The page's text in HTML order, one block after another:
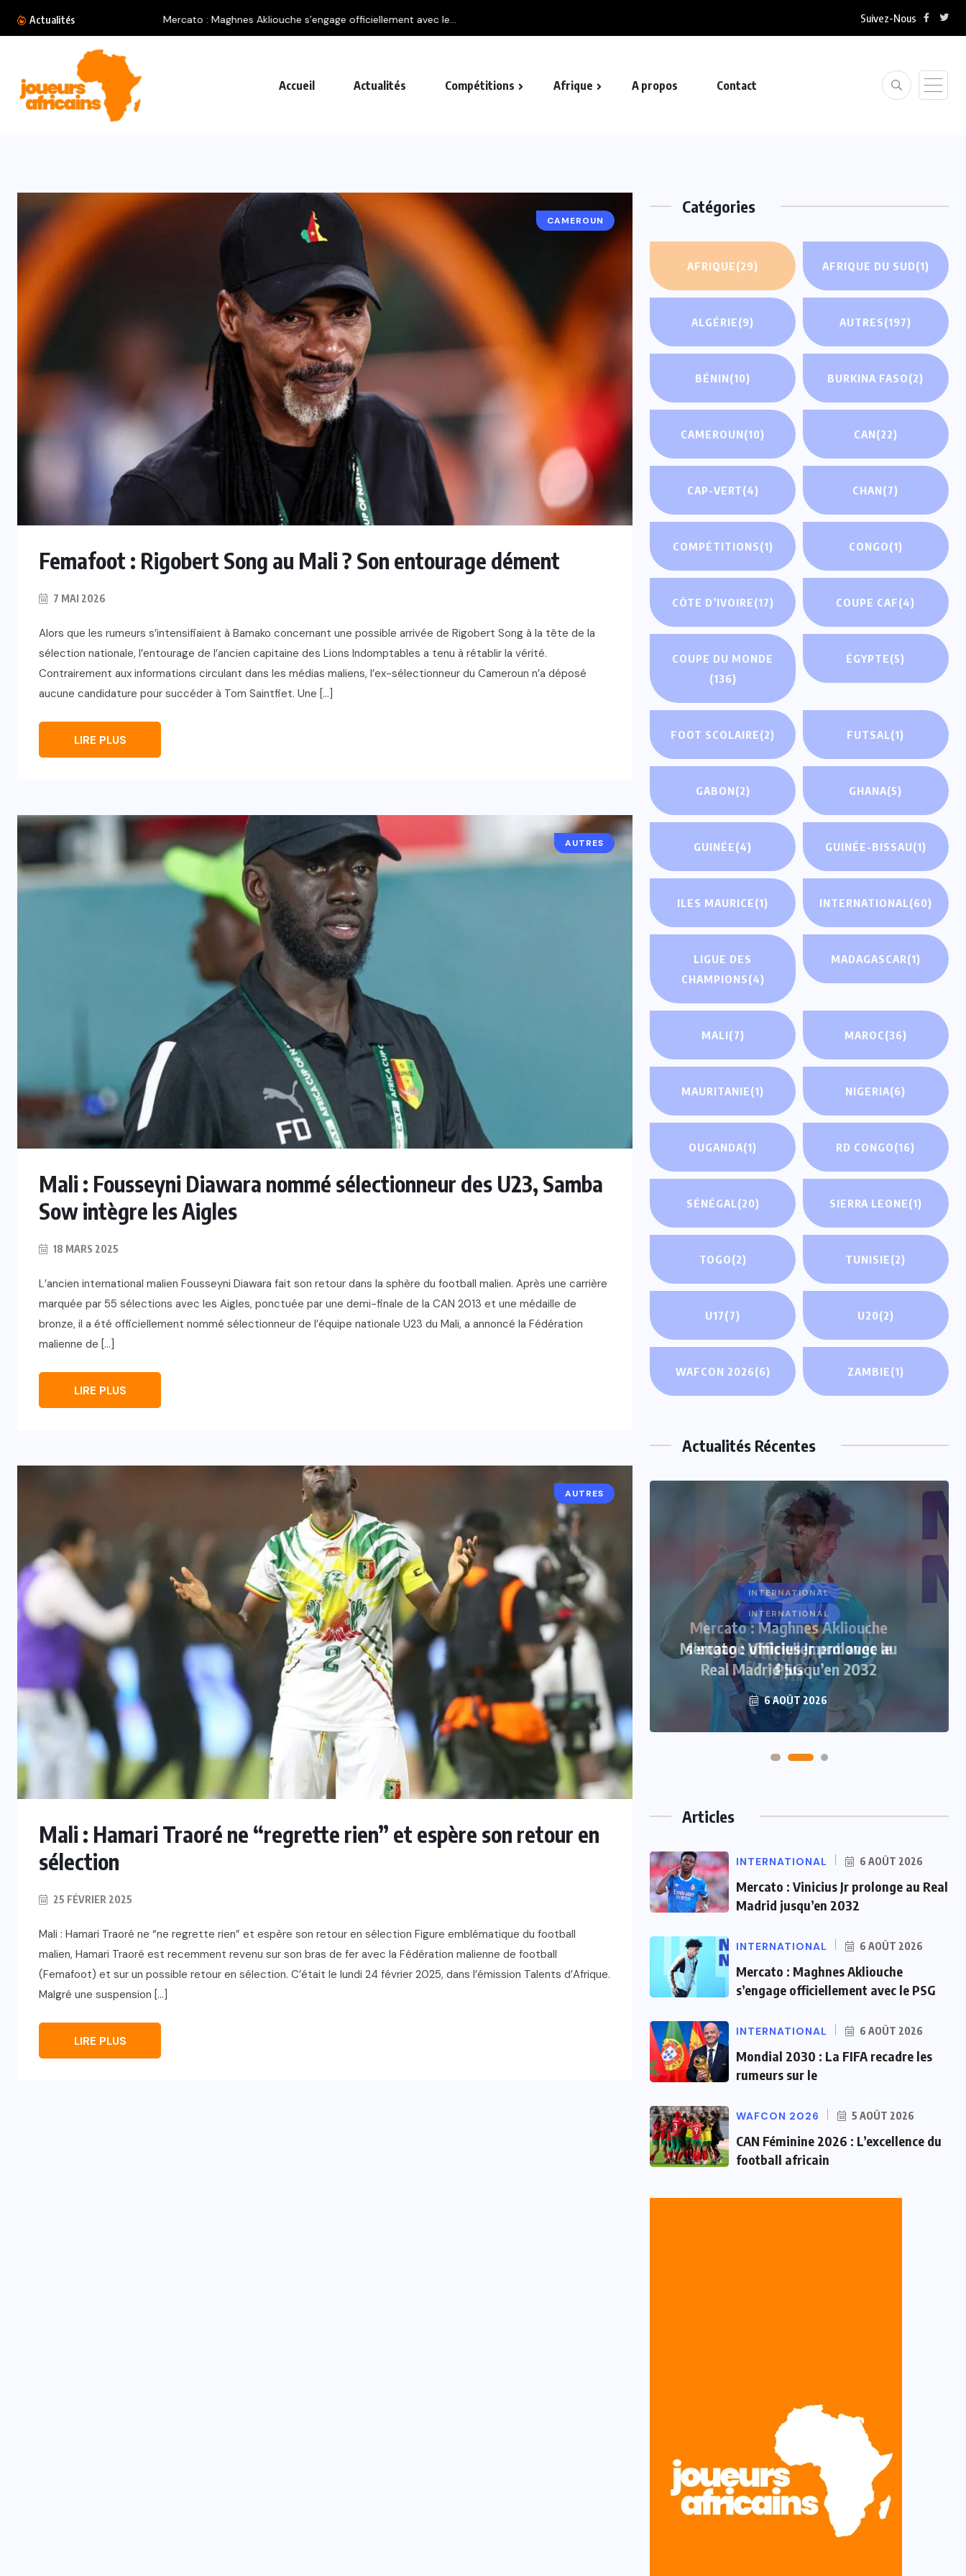
Actualités Mercato : Maghnes Akliouche s’engage officiellement avec le... Suivez-Nous
Accueil Actualités Compétitions Afrique A propos Contact
CAMEROUN
Femafoot : Rigobert Song au Mali ? Son entourage dément
7 MAI 2026
Alors que les rumeurs s’intensifiaient à Bamako concernant une possible arrivée de Rigobert Song à la tête de la
sélection nationale, l’entourage de l’ancien capitaine des Lions Indomptables a tenu à rétablir la vérité.
Contrairement aux informations circulant dans les médias maliens, l’ex-sélectionneur du Cameroun n’a déposé
aucune candidature pour succéder à Tom Saintfiet. Une […]
LIRE PLUS
AUTRES
Mali : Fousseyni Diawara nommé sélectionneur des U23, Samba
Sow intègre les Aigles
18 MARS 2025
L’ancien international malien Fousseyni Diawara fait son retour dans la sphère du football malien. Après une carrière
marquée par 55 sélections avec les Aigles, ponctuée par une demi-finale de la CAN 2013 et une médaille de
bronze, il a été officiellement nommé sélectionneur de l’équipe nationale U23 du Mali, a annoncé la Fédération
malienne de […]
LIRE PLUS
AUTRES
Mali : Hamari Traoré ne “regrette rien” et espère son retour en
sélection
25 FÉVRIER 2025
Mali : Hamari Traoré ne “ne regrette rien” et espère son retour en sélection Figure emblématique du football
malien, Hamari Traoré est recemment revenu sur son bras de fer avec la Fédération malienne de football
(Femafoot) et sur un possible retour en sélection. C’était le lundi 24 février 2025, dans l’émission Talents d’Afrique.
Malgré une suspension […]
LIRE PLUS
Catégories
AFRIQUE(29) AFRIQUE DU SUD(1)
ALGÉRIE(9) AUTRES(197)
BÉNIN(10) BURKINA FASO(2)
CAMEROUN(10) CAN(22)
CAP-VERT(4) CHAN(7)
COMPÉTITIONS(1) CONGO(1)
CÔTE D’IVOIRE(17) COUPE CAF(4)
COUPE DU MONDE
(136)
ÉGYPTE(5)
FOOT SCOLAIRE(2) FUTSAL(1)
GABON(2) GHANA(5)
GUINÉE(4) GUINÉE-BISSAU(1)
ILES MAURICE(1) INTERNATIONAL(60)
LIGUE DES
CHAMPIONS(4)
MADAGASCAR(1)
MALI(7) MAROC(36)
MAURITANIE(1) NIGERIA(6)
OUGANDA(1) RD CONGO(16)
SÉNÉGAL(20) SIERRA LEONE(1)
TOGO(2) TUNISIE(2)
U17(7) U20(2)
WAFCON 2026(6) ZAMBIE(1)
Actualités Récentes
INTERNATIONAL
Mondial 2030 : La FIFA recadre les
rumeurs sur le Maroc
6 AOÛT 2026
INTERNATIONAL
Mercato : Vinicius Jr prolonge au
Real Madrid jusqu’en 2032
6 AOÛT 2026
INTERNATIONAL
Mercato : Maghnes Akliouche
s’engage officiellement avec le
PSG
6 AOÛT 2026
Articles
INTERNATIONAL 6 AOÛT 2026
Mercato : Vinicius Jr prolonge au Real
Madrid jusqu’en 2032
INTERNATIONAL 6 AOÛT 2026
Mercato : Maghnes Akliouche
s’engage officiellement avec le PSG
INTERNATIONAL 6 AOÛT 2026
Mondial 2030 : La FIFA recadre les
rumeurs sur le
WAFCON 2026 5 AOÛT 2026
CAN Féminine 2026 : L’excellence du
football africain